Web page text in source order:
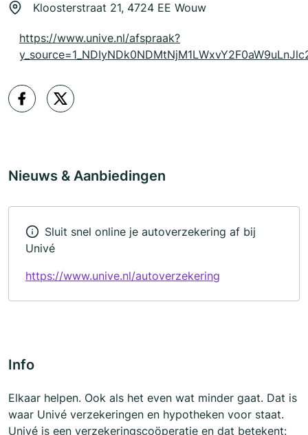
Kloosterstraat 21, 4724 EE Wouw
https://www.unive.nl/afspraak?
Nieuws & Aanbiedingen
Sluit snel online je autoverzekering af bij
Univé
https://www.unive.nl/autoverzekering
Info
Elkaar helpen. Ook als het even wat minder gaat. Dat is
waar Univé verzekeringen en hypotheken voor staat.
Univé is een verzekeringscoöperatie en dat betekent: